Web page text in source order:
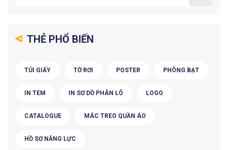
THẺ PHỔ BIẾN
TÚI GIẤY TỜ RƠI POSTER PHÔNG BẠT
IN TEM IN SƠ DỒ PHÂN LÔ LOGO
CATALOGUE MÁC TREO QUẦN ÁO
HỒ SƠ NĂNG LỰC